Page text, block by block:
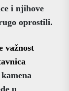
i njihove
oprostili.
važnost
u